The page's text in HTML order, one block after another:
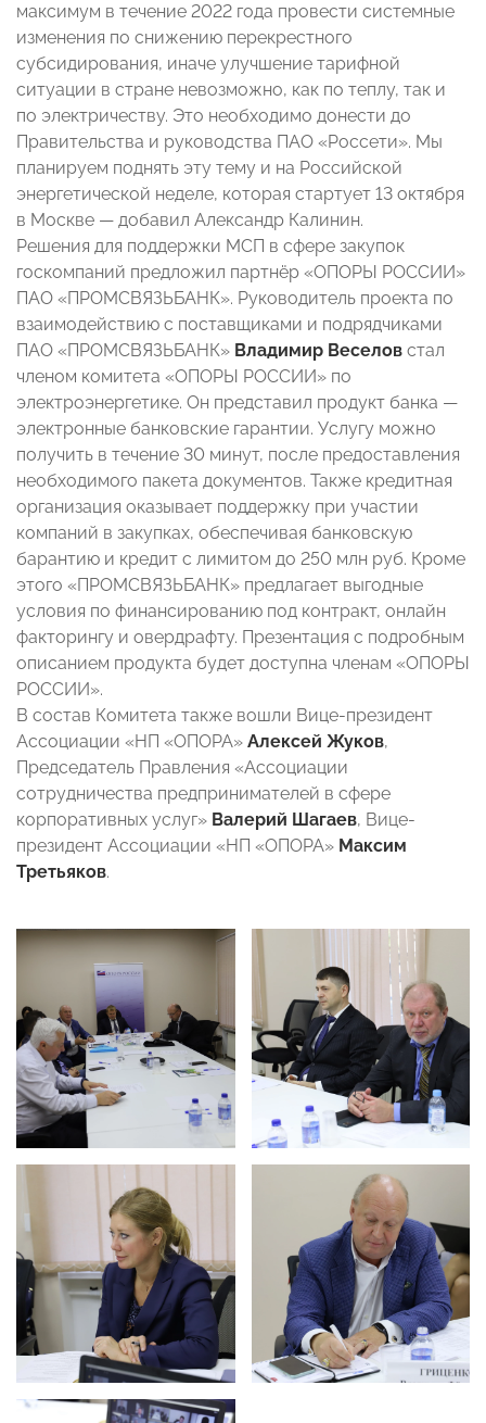
максимум в течение 2022 года провести системные
изменения по снижению перекрестного
субсидирования, иначе улучшение тарифной
ситуации в стране невозможно, как по теплу, так и
по электричеству. Это необходимо донести до
Правительства и руководства ПАО «Россети». Мы
планируем поднять эту тему и на Российской
энергетической неделе, которая стартует 13 октября
в Москве — добавил Александр Калинин.
Решения для поддержки МСП в сфере закупок
госкомпаний предложил партнёр «ОПОРЫ РОССИИ»
ПАО «ПРОМСВЯЗЬБАНК». Руководитель проекта по
взаимодействию с поставщиками и подрядчиками
ПАО «ПРОМСВЯЗЬБАНК» Владимир Веселов стал
членом комитета «ОПОРЫ РОССИИ» по
электроэнергетике. Он представил продукт банка —
электронные банковские гарантии. Услугу можно
получить в течение 30 минут, после предоставления
необходимого пакета документов. Также кредитная
организация оказывает поддержку при участии
компаний в закупках, обеспечивая банковскую
барантию и кредит с лимитом до 250 млн руб. Кроме
этого «ПРОМСВЯЗЬБАНК» предлагает выгодные
условия по финансированию под контракт, онлайн
факторингу и овердрафту. Презентация с подробным
описанием продукта будет доступна членам «ОПОРЫ
РОССИИ».
В состав Комитета также вошли Вице-президент
Ассоциации «НП «ОПОРА» Алексей Жуков,
Председатель Правления «Ассоциации
сотрудничества предпринимателей в сфере
корпоративных услуг» Валерий Шагаев, Вице-
президент Ассоциации «НП «ОПОРА» Максим
Третьяков.